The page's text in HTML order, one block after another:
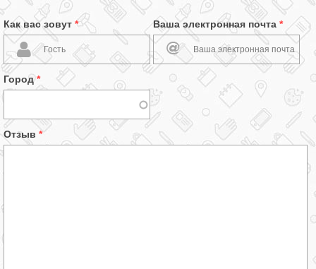
Как вас зовут * Ваша электронная почта *
Город*
Отзыв *